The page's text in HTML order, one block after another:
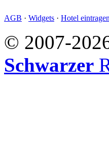
AGB · Widgets · Hotel eintragen
© 2007-
Schwarzer